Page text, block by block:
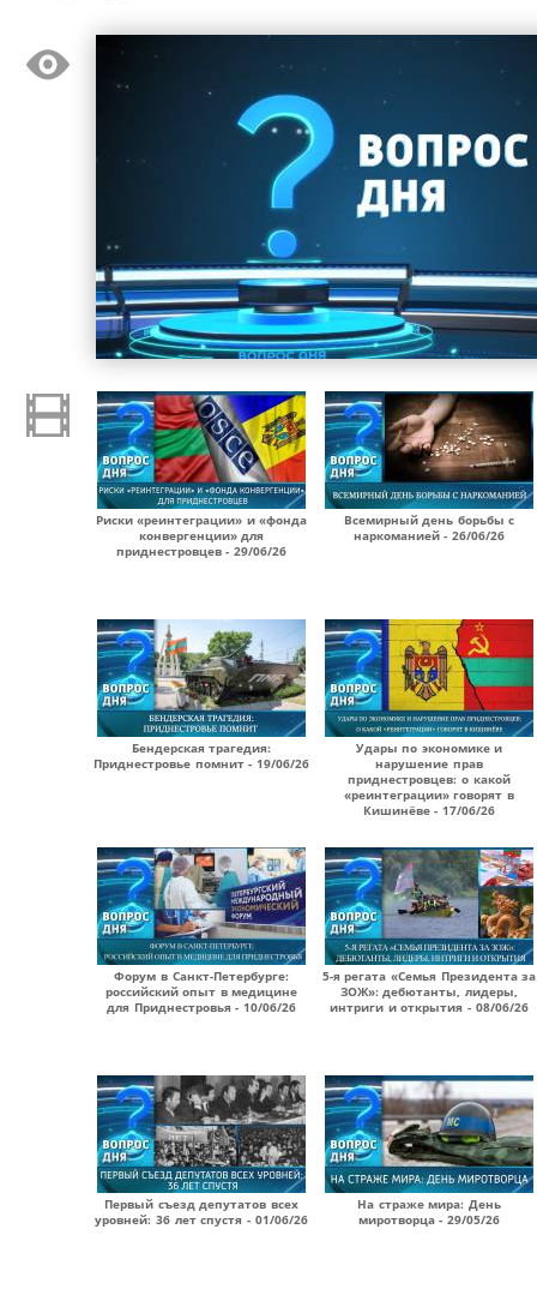
Риски «реинтеграции» и «фонда
конвергенции» для
приднестровцев - 29/06/26
Всемирный день борьбы с
наркоманией - 26/06/26
Бендерская трагедия:
Приднестровье помнит - 19/06/26
Удары по экономике и
нарушение прав
приднестровцев: о какой
«реинтеграции» говорят в
Кишинёве - 17/06/26
Форум в Санкт-Петербурге:
российский опыт в медицине
для Приднестровья - 10/06/26
5-я регата «Семья Президента за
ЗОЖ»: дебютанты, лидеры,
интриги и открытия - 08/06/26
Первый съезд депутатов всех
уровней: 36 лет спустя - 01/06/26
На страже мира: День
миротворца - 29/05/26